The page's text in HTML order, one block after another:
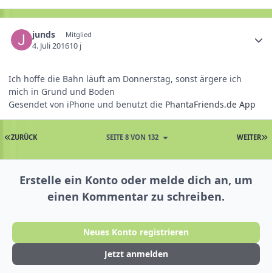
junds Mitglied
4. Juli 201610 j
Ich hoffe die Bahn läuft am Donnerstag, sonst ärgere ich
mich in Grund und Boden
Gesendet von iPhone und benutzt die PhantaFriends.de App
ZURÜCK WEITER
SEITE 8 VON 132
Erstelle ein Konto oder melde dich an, um
einen Kommentar zu schreiben.
Neues Konto registrieren
Jetzt anmelden